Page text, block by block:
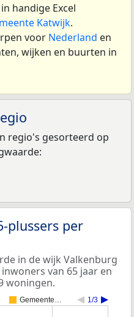
handige Excel
Katwijk.
voor Nederland en
wijken en buurten in
regio's gesorteerd op
plussers per
in de wijk Valkenburg
van 65 jaar en
woningen.
Gemeente… 1/3